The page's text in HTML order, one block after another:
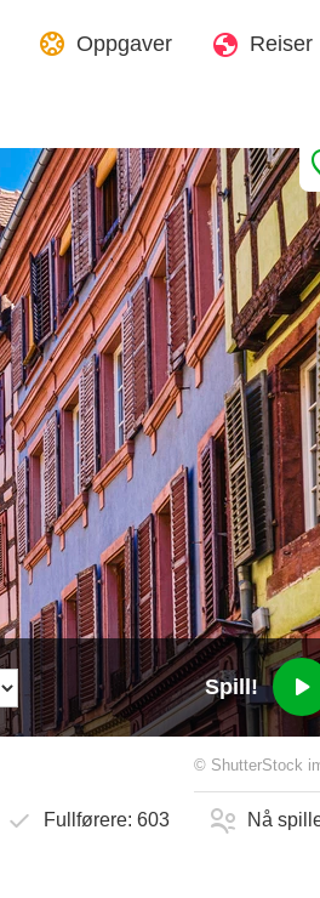
Oppgaver Reiser
Spill!
© ShutterStock
Fullførere:603 Nå